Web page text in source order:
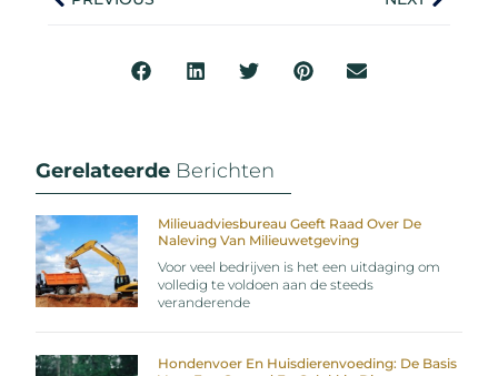
Gerelateerde Berichten
Milieuadviesbureau Geeft Raad Over De
Naleving Van Milieuwetgeving
Voor veel bedrijven is het een uitdaging om
volledig te voldoen aan de steeds
veranderende
Hondenvoer En Huisdierenvoeding: De Basis